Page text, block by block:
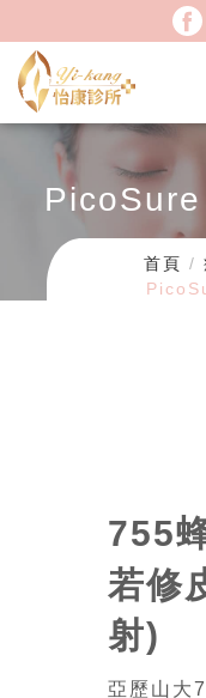
首頁
755
若修
射)
亞歷山大